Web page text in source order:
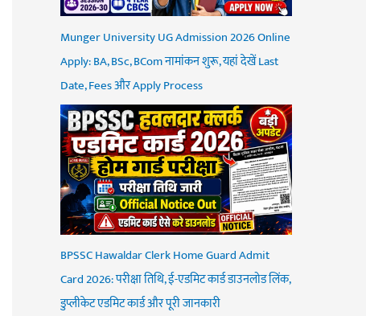
Munger University UG Admission 2026 Online
Apply: BA, BSc, BCom नामांकन शुरू, यहां देखें Last
Date, Fees और Apply Process
BPSSC Hawaldar Clerk Home Guard Admit
Card 2026: परीक्षा तिथि, ई-एडमिट कार्ड डाउनलोड लिंक,
डुप्लीकेट एडमिट कार्ड और पूरी जानकारी